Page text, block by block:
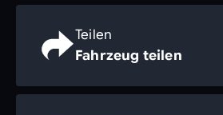
Teilen
Fahrzeug teilen